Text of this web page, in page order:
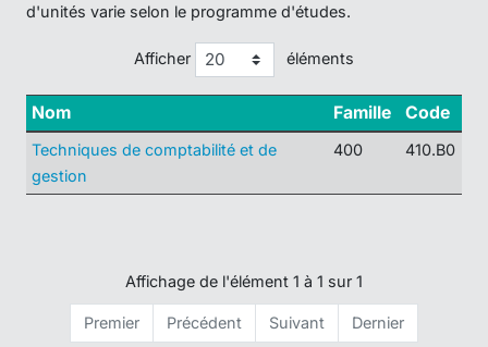
d'unités varie selon le programme d'études.
Afficher éléments
Nom Famille Code
Techniques de comptabilité et de
gestion
400 410.B0
Affichage de l'élément 1 à 1 sur 1
Premier Précédent Suivant Dernier